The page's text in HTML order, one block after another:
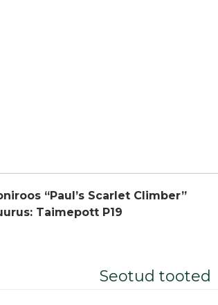
“Paul’s Scarlet Climber”
Taimepott P19
Seotud tooted